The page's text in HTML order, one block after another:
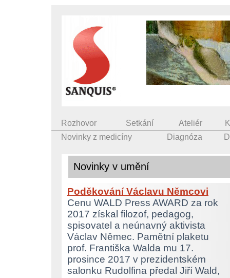
Rozhovor Setkání Ateliér
Novinky z medicíny
Diagnóza
Novinky v umění
Poděkování Václavu Němcovi
Cenu WALD Press AWARD za rok
2017 získal filozof, pedagog,
spisovatel a neúnavný aktivista
Václav Němec. Pamětní plaketu
prof. Františka Walda mu 17.
prosince 2017 v prezidentském
salonku Rudolfina předal Jiří Wald,